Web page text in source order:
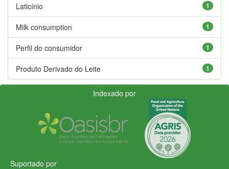
1
Laticínio
1
Milk consumption
1
Perfil do consumidor
1
Produto Derivado do Leite
Indexado por
Suportado por